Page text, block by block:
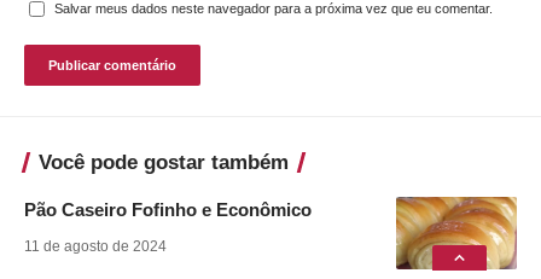
Salvar meus dados neste navegador para a próxima vez que eu comentar.
Você pode gostar também
Pão Caseiro Fofinho e Econômico
11 de agosto de 2024